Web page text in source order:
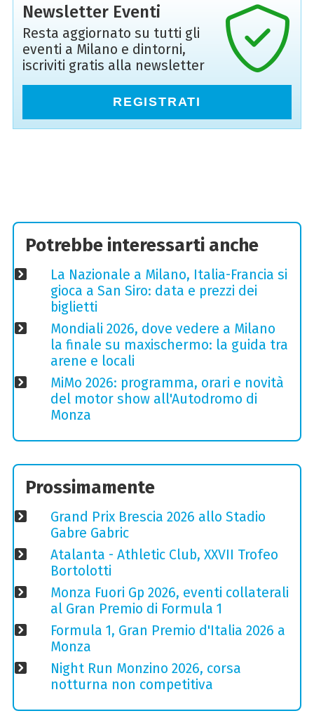
Newsletter Eventi
Resta aggiornato su tutti gli
eventi a Milano e dintorni,
iscriviti gratis alla newsletter
REGISTRATI
Potrebbe interessarti anche
La Nazionale a Milano, Italia-Francia si
gioca a San Siro: data e prezzi dei
biglietti
Mondiali 2026, dove vedere a Milano
la finale su maxischermo: la guida tra
arene e locali
MiMo 2026: programma, orari e novità
del motor show all'Autodromo di
Monza
Prossimamente
Grand Prix Brescia 2026 allo Stadio
Gabre Gabric
Atalanta - Athletic Club, XXVII Trofeo
Bortolotti
Monza Fuori Gp 2026, eventi collaterali
al Gran Premio di Formula 1
Formula 1, Gran Premio d'Italia 2026 a
Monza
Night Run Monzino 2026, corsa
notturna non competitiva